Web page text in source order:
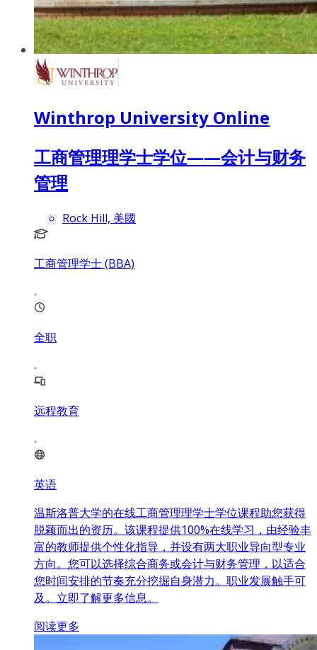
Winthrop University Online
工商管理理学士学位——会计与财务
管理
Rock Hill, 美國
工商管理学士 (BBA)
全职
远程教育
英语
温斯洛普大学的在线工商管理理学士学位课程助您获得
脱颖而出的资历。该课程提供100%在线学习，由经验丰
富的教师提供个性化指导，并设有两大职业导向型专业
方向。您可以选择综合商务或会计与财务管理，以适合
您时间安排的节奏充分挖掘自身潜力。职业发展触手可
及。立即了解更多信息。
阅读更多